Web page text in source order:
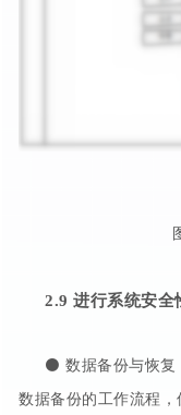
2.9 进行系统安全
⚫ 数据备份与恢
数据备份的工作流程，